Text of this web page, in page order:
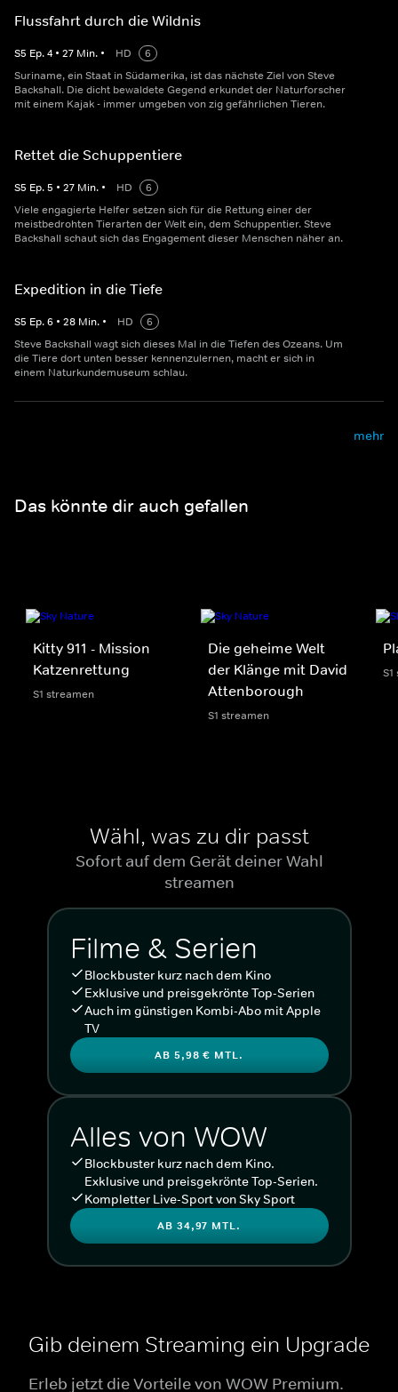
Flussfahrt durch die Wildnis
S5 Ep.4 • 27 Min. • HD
6
Suriname, ein Staat in Südamerika, ist das nächste Ziel von Steve
Backshall. Die dicht bewaldete Gegend erkundet der Naturforscher
mit einem Kajak - immer umgeben von zig gefährlichen Tieren.
Rettet die Schuppentiere
S5 Ep.5 • 27 Min. • HD
6
Viele engagierte Helfer setzen sich für die Rettung einer der
meistbedrohten Tierarten der Welt ein, dem Schuppentier. Steve
Backshall schaut sich das Engagement dieser Menschen näher an.
Expedition in die Tiefe
S5 Ep.6 • 28 Min. • HD
6
Steve Backshall wagt sich dieses Mal in die Tiefen des Ozeans. Um
die Tiere dort unten besser kennenzulernen, macht er sich in
einem Naturkundemuseum schlau.
mehr
Das könnte dir auch gefallen
Kitty 911 - Mission
Katzenrettung
S1 streamen
Die geheime Welt
der Klänge mit David
Attenborough
S1 streamen
Wähl, was zu dir passt
Sofort auf dem Gerät deiner Wahl
streamen
Filme & Serien
Blockbuster kurz nach dem Kino
Exklusive und preisgekrönte Top-Serien
Auch im günstigen Kombi-Abo mit Apple
TV
AB 5,98 € MTL.
Alles von WOW
Blockbuster kurz nach dem Kino.
Exklusive und preisgekrönte Top-Serien.
Kompletter Live-Sport von Sky Sport
AB 34,97 MTL.
Gib deinem Streaming ein Upgrade
Erleb jetzt die Vorteile von WOW Premium.